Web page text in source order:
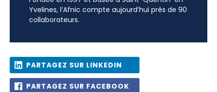
Yvelines, l’Afnic compte aujourd’hui près de 90
collaborateurs.
PARTAGEZ SUR LINKEDIN
PARTAGEZ SUR FACEBOOK